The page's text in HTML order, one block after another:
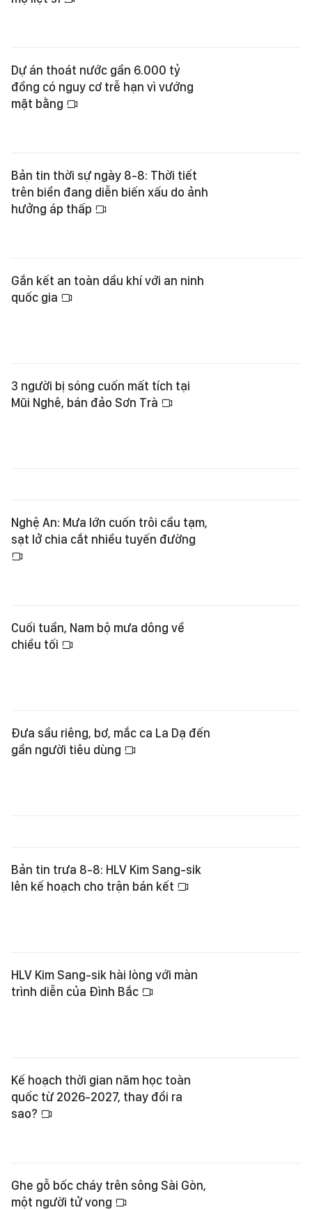
Dự án thoát nước gần 6.000 tỷ
đồng có nguy cơ trễ hạn vì vướng
mặt bằng
Bản tin thời sự ngày 8-8: Thời tiết
trên biển đang diễn biến xấu do ảnh
hưởng áp thấp
Gắn kết an toàn dầu khí với an ninh
quốc gia
3 người bị sóng cuốn mất tích tại
Mũi Nghê, bán đảo Sơn Trà
Nghệ An: Mưa lớn cuốn trôi cầu tạm,
sạt lở chia cắt nhiều tuyến đường
Cuối tuần, Nam bộ mưa dông về
chiều tối
Đưa sầu riêng, bơ, mắc ca La Dạ đến
gần người tiêu dùng
Bản tin trưa 8-8: HLV Kim Sang-sik
lên kế hoạch cho trận bán kết
HLV Kim Sang-sik hài lòng với màn
trình diễn của Đình Bắc
Kế hoạch thời gian năm học toàn
quốc từ 2026-2027, thay đổi ra
sao?
Ghe gỗ bốc cháy trên sông Sài Gòn,
một người tử vong